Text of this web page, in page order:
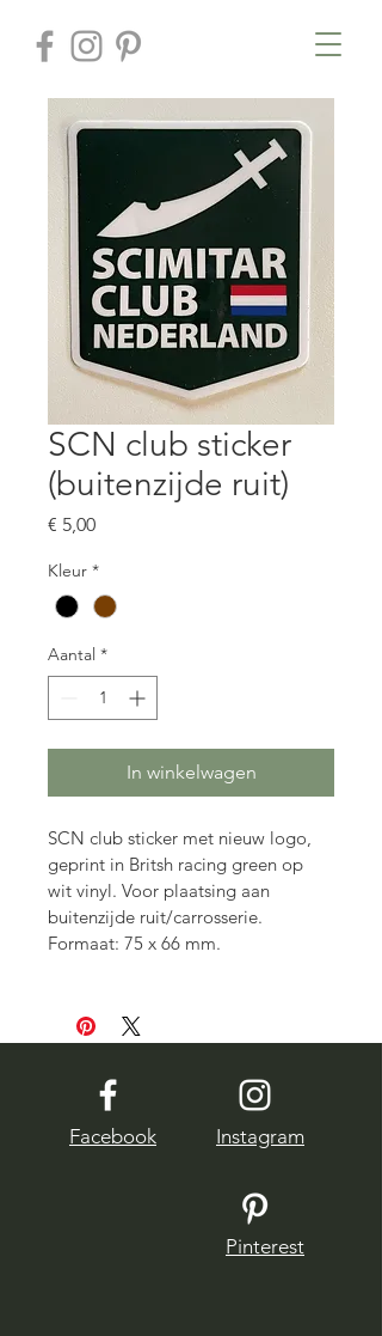
SCN club sticker
(buitenzijde ruit)
€ 5,00Prijs
Kleur *
Aantal *
In winkelwagen
SCN club sticker met nieuw logo,
geprint in Britsh racing green op
wit vinyl. Voor plaatsing aan
buitenzijde ruit/carrosserie.
Formaat: 75 x 66 mm.
Facebook Instagram
Pinterest